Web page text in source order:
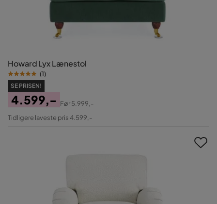
Howard Lyx Lænestol
(1)
SE PRISEN!
Pris
4.599,-
Original
Før5.999,-
Tidligere laveste pris 4.599,-